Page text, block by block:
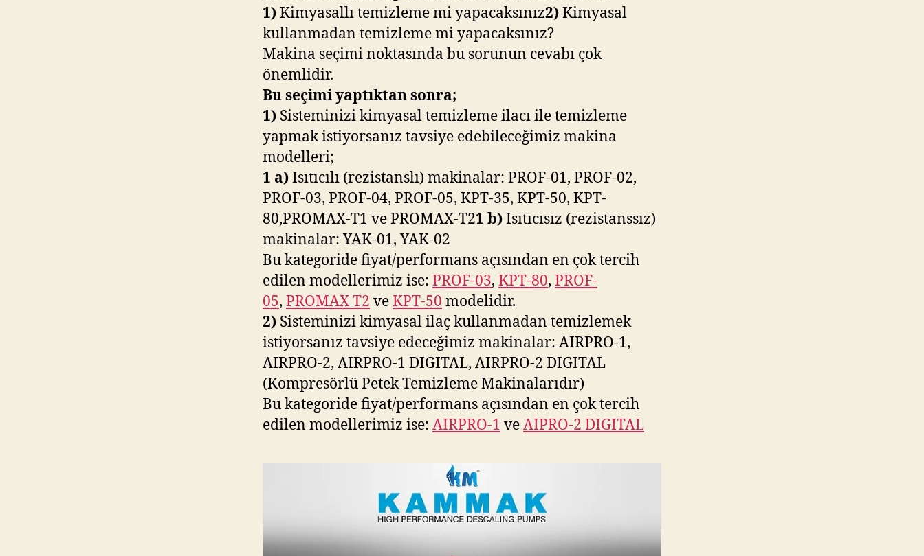
1)Kimyasallı temizleme mi yapacaksınız2)Kimyasal
kullanmadan temizleme mi yapacaksınız?
Makina seçimi noktasında bu sorunun cevabı çok
önemlidir.
Bu seçimi yaptıktan sonra;
1) Sisteminizi kimyasal temizleme ilacı ile temizleme
yapmak istiyorsanız tavsiye edebileceğimiz makina
modelleri;
1 a)Isıtıcılı (rezistanslı) makinalar: PROF-01, PROF-02,
PROF-03, PROF-04, PROF-05, KPT-35, KPT-50, KPT-
80,PROMAX-T1 ve PROMAX-T21 b)Isıtıcısız (rezistanssız)
makinalar: YAK-01, YAK-02
Bu kategoride fiyat/performans açısından en çok tercih
edilen modellerimiz ise: PROF-03, KPT-80, PROF-
05, PROMAX T2 veKPT-50 modelidir.
2) Sisteminizi kimyasal ilaç kullanmadan temizlemek
istiyorsanız tavsiye edeceğimiz makinalar: AIRPRO-1,
AIRPRO-2, AIRPRO-1 DIGITAL, AIRPRO-2 DIGITAL
(Kompresörlü Petek Temizleme Makinalarıdır)
Bu kategoride fiyat/performans açısından en çok tercih
edilen modellerimiz ise: AIRPRO-1 veAIPRO-2 DIGITAL